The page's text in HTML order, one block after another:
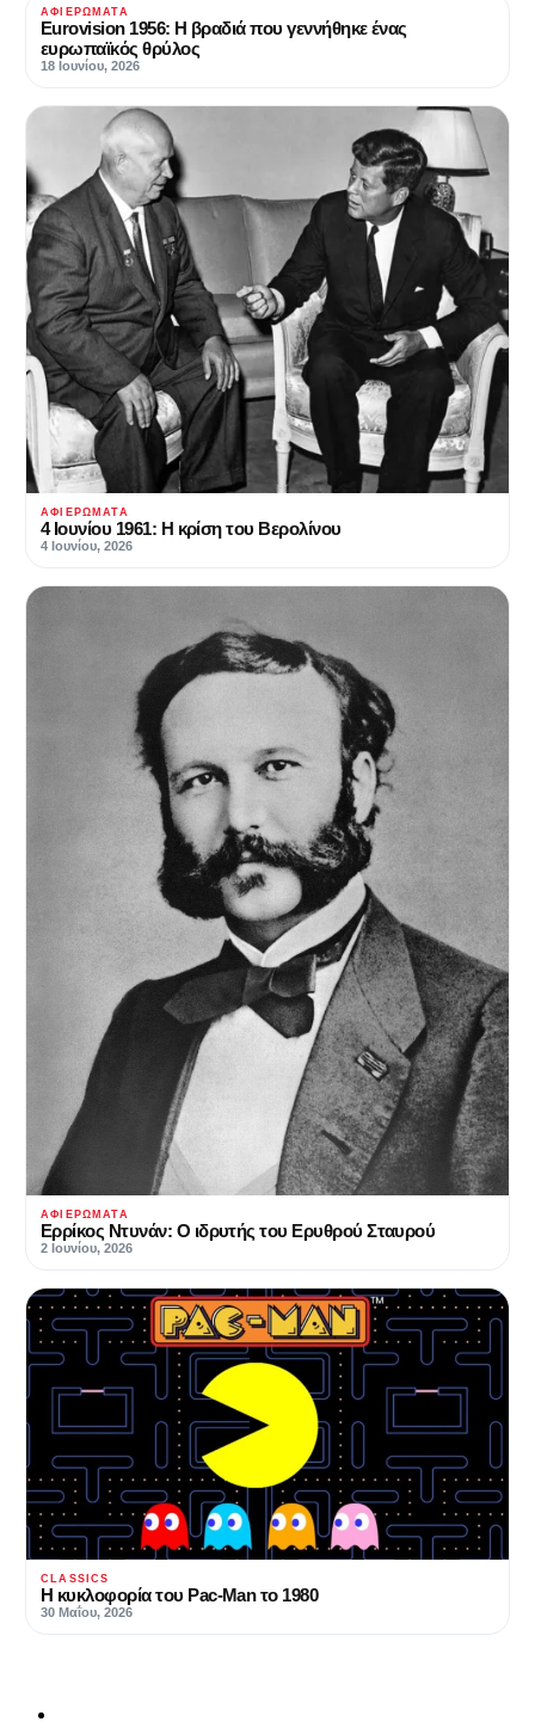
ΑΦΙΕΡΏΜΑΤΑ
Eurovision 1956: Η βραδιά που γεννήθηκε ένας
ευρωπαϊκός θρύλος
18 Ιουνίου, 2026
ΑΦΙΕΡΏΜΑΤΑ
4 Ιουνίου 1961: Η κρίση του Βερολίνου
4 Ιουνίου, 2026
ΑΦΙΕΡΏΜΑΤΑ
Ερρίκος Ντυνάν: Ο ιδρυτής του Ερυθρού Σταυρού
2 Ιουνίου, 2026
CLASSICS
Η κυκλοφορία του Pac-Man το 1980
30 Μαΐου, 2026